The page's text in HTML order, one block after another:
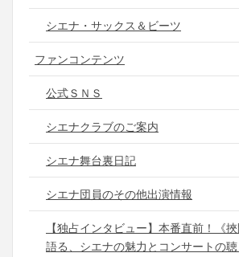
シエナ・サックス＆ビーツ
ファンコンテンツ
公式ＳＮＳ
シエナクラブのご案内
シエナ舞台裏日記
シエナ団員のその他出演情報
【独占インタビュー】本番直前！《
語る、シエナの魅力とコンサートの聴